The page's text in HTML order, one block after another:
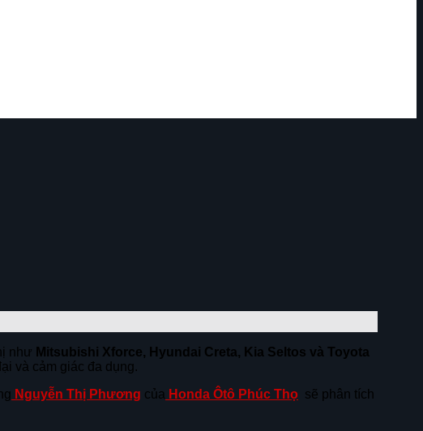
như Mitsubishi Xforce, Hyundai Creta, Kia Seltos và Toyota
và cảm giác đa dụng.
Nguyễn Thị Phương của Honda Ôtô Phúc Thọ sẽ phân tích